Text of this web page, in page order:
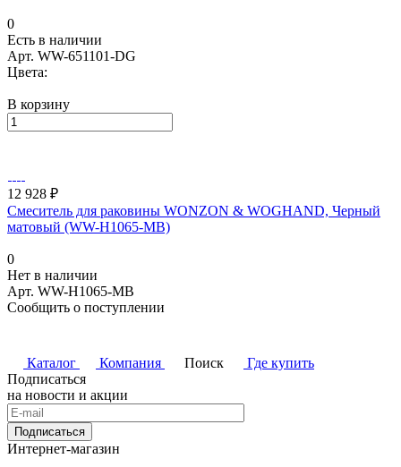
0
Есть в наличии
Арт. WW-651101-DG
Цвета:
В корзину
12 928 ₽
Смеситель для раковины WONZON & WOGHAND, Черный
матовый (WW-H1065-MB)
0
Нет в наличии
Арт. WW-H1065-MB
Сообщить о поступлении
Каталог Компания Поиск
Где купить
Подписаться
на новости и акции
Подписаться
Интернет-магазин